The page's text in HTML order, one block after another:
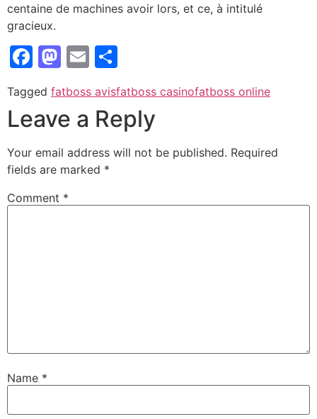
centaine de machines avoir lors, et ce, à intitulé
gracieux.
Facebook
Mastodon
Email
Tagged fatboss avisfatboss casinofatboss online
Leave a Reply
Your email address will not be published. Required
fields are marked *
Comment *
Name *